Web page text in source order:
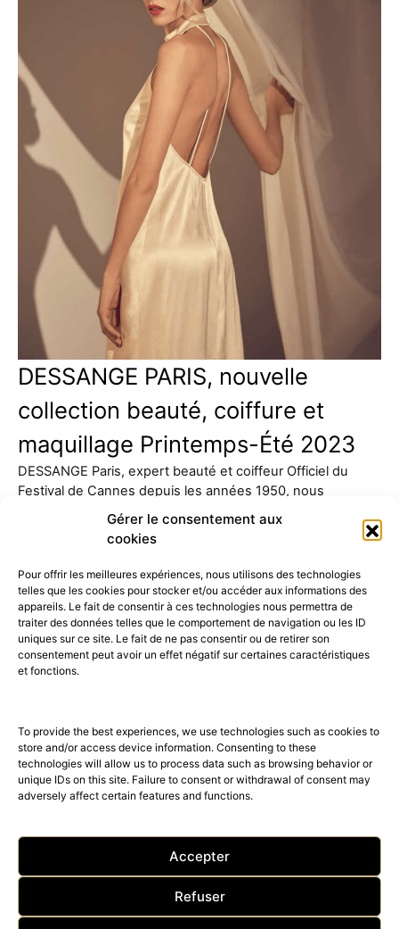
Gérer le consentement aux
cookies
Pour offrir les meilleures expériences, nous utilisons des technologies
telles que les cookies pour stocker et/ou accéder aux informations des
appareils. Le fait de consentir à ces technologies nous permettra de
traiter des données telles que le comportement de navigation ou les ID
uniques sur ce site. Le fait de ne pas consentir ou de retirer son
consentement peut avoir un effet négatif sur certaines caractéristiques
et fonctions.
To provide the best experiences, we use technologies such as cookies to
store and/or access device information. Consenting to these
technologies will allow us to process data such as browsing behavior or
unique IDs on this site. Failure to consent or withdrawal of consent may
adversely affect certain features and functions.
Accepter
Refuser
DESSANGE PARIS, nouvelle
collection beauté, coiffure et
maquillage Printemps-Été 2023
DESSANGE Paris, expert beauté et coiffeur Officiel du
Festival de Cannes depuis les années 1950, nous
52K 15K